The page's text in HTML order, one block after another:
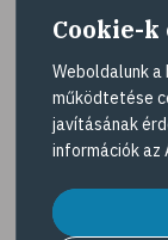
# célkitűzés
# étkezési
# hal
#
A Gyöngy
társaságok
elérhetőségeit a
tekintheti meg.
Cookie-k
Weboldalunk
működtetése
javításának
információk az